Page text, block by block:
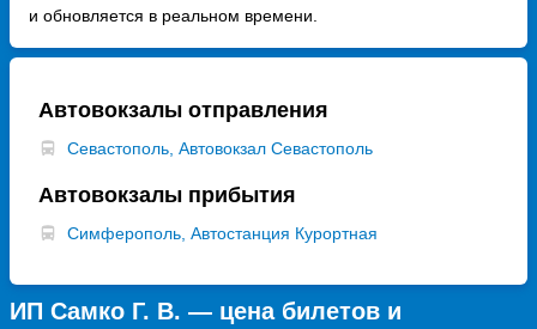
и обновляется в реальном времени.
Автовокзалы отправления
Севастополь, Автовокзал Севастополь
Автовокзалы прибытия
Симферополь, Автостанция Курортная
ИП Самко Г. В. — цена билетов и